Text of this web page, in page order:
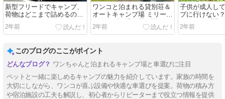
新型フリードでキャンプ、
荷物はどこまで詰めるの
か？
2年前
ワンコと泊まれる貸別荘＆
オートキャンプ場 ミリー
ズ・ラブ！貸別荘の詳細で
す。
2年前
子供が成人し
プに行けない
ぶキャンプ場
ンプもあり！
2年前
このブログのここがポイント
ワンちゃんと泊まれるキャンプ場と車選びに注目
ペットと一緒に楽しめるキャンプの魅力を紹介しています。家族の時間を
大切にしながら、ワンコが喜ぶ設備や快適な車選びを提案。荷物の積み方
や宿泊施設の工夫も解説し、初心者からリピーターまで役立つ情報を提供